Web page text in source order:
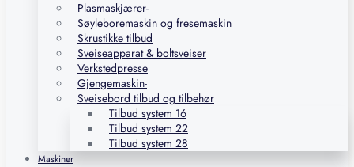
Plasmaskjærer-
Søyleboremaskin og fresemaskin
Skrustikke tilbud
Sveiseapparat & boltsveiser
Verkstedpresse
Gjengemaskin-
Sveisebord tilbud og tilbehør
Tilbud system 16
Tilbud system 22
Tilbud system 28
Maskiner